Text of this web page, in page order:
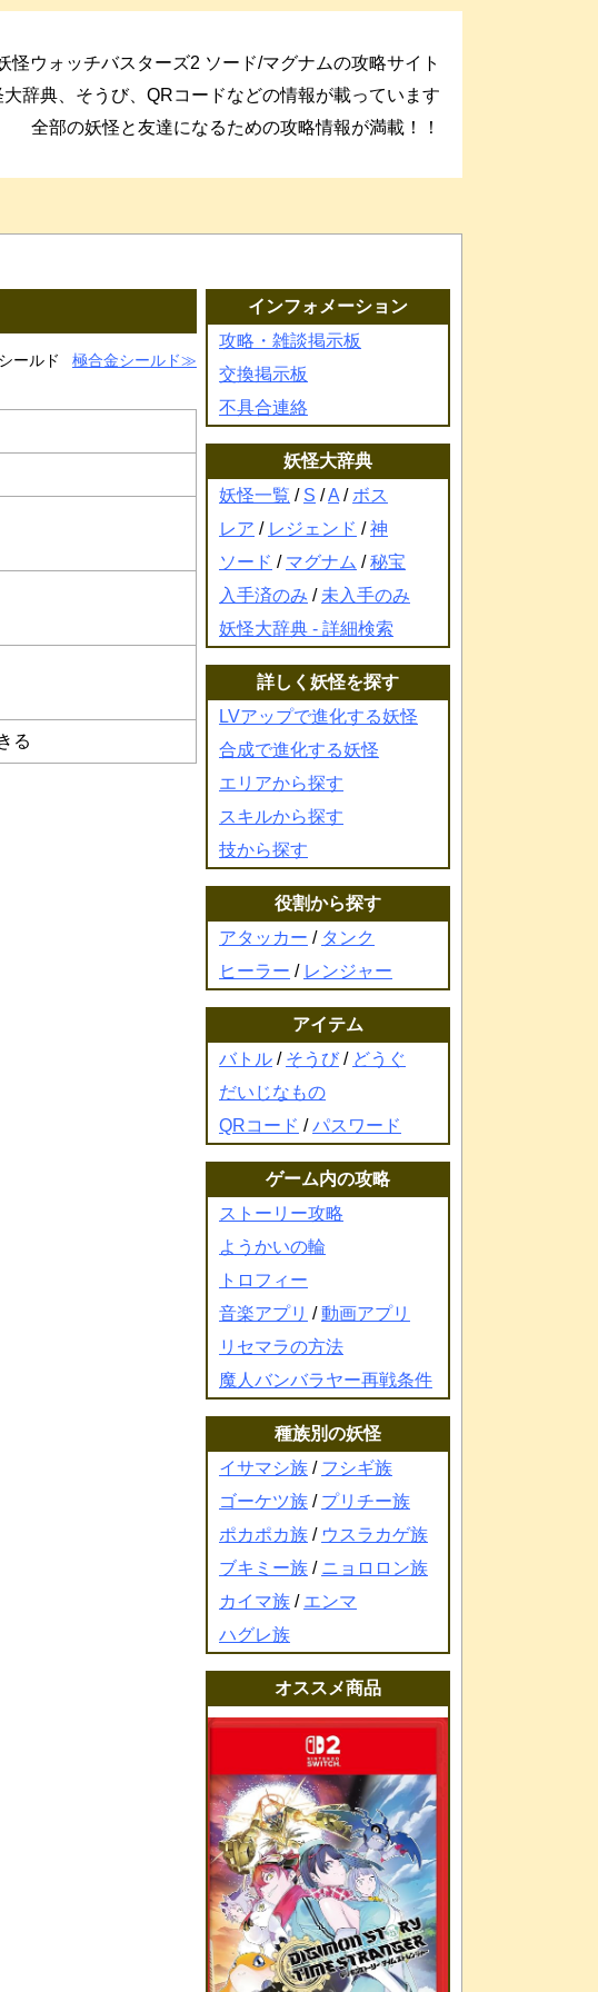
怪ウォッチバスターズ2 ソード/マグナムの攻略サイト
大辞典、そうび、QRコードなどの情報が載っています
全部の妖怪と友達になるための攻略情報が満載！！
ールド 極合金シールド
る
インフォメーション
攻略・雑談掲示板
交換掲示板
不具合連絡
妖怪大辞典
妖怪一覧 / S /A / ボス
レア / レジェンド /神
ソード / マグナム /秘宝
入手済のみ / 未入手のみ
妖怪大辞典 - 詳細検索
詳しく妖怪を探す
LVアップで進化する妖怪
合成で進化する妖怪
エリアから探す
スキルから探す
技から探す
役割から探す
アタッカー / タンク
ヒーラー / レンジャー
アイテム
バトル / そうび / どうぐ
だいじなもの
QRコード /パスワード
ゲーム内の攻略
ストーリー攻略
ようかいの輪
トロフィー
音楽アプリ /動画アプリ
リセマラの方法
魔人バンバラヤー再戦条件
種族別の妖怪
イサマシ族 / フシギ族
ゴーケツ族 / プリチー族
ポカポカ族 / ウスラカゲ族
ブキミー族 / ニョロロン族
カイマ族 / エンマ
ハグレ族
オススメ商品